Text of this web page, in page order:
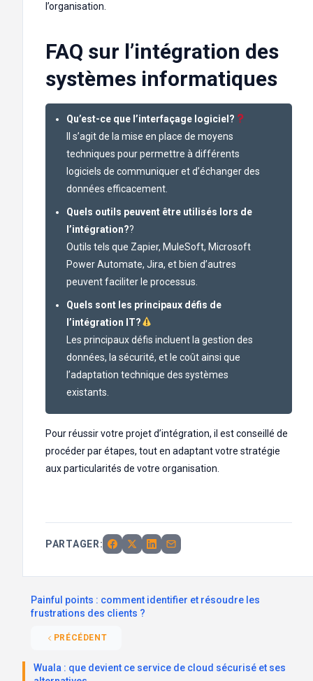
l’organisation.
FAQ sur l’intégration des
systèmes informatiques
Qu’est-ce que l’interfaçage logiciel?
Il s’agit de la mise en place de moyens
techniques pour permettre à différents
logiciels de communiquer et d’échanger des
données efficacement.
Quels outils peuvent être utilisés lors de
l’intégration??
Outils tels que Zapier, MuleSoft, Microsoft
Power Automate, Jira, et bien d’autres
peuvent faciliter le processus.
Quels sont les principaux défis de
l’intégration IT?
Les principaux défis incluent la gestion des
données, la sécurité, et le coût ainsi que
l’adaptation technique des systèmes
existants.
Pour réussir votre projet d’intégration, il est conseillé de
procéder par étapes, tout en adaptant votre stratégie
aux particularités de votre organisation.
PARTAGER:
Painful points : comment identifier et résoudre les
frustrations des clients ?
PRÉCÉDENT
Wuala : que devient ce service de cloud sécurisé et ses